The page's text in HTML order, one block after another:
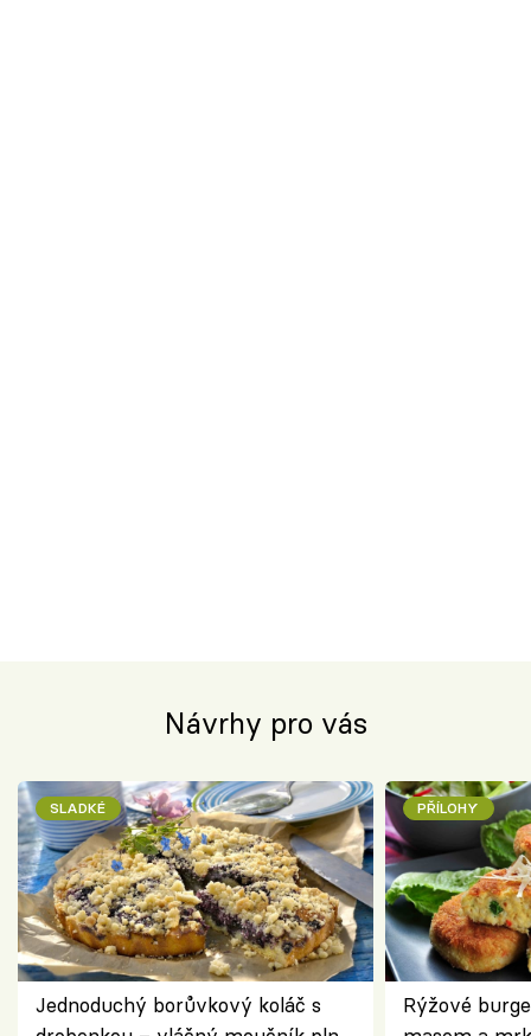
Návrhy pro vás
SLADKÉ
Jednoduchý borůvkový koláč s
PŘÍLOHY
Rýžové